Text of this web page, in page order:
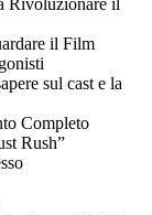
il Film
sul cast e la
Completo
Rush”